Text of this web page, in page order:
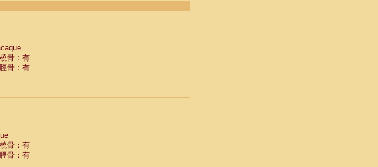
橈骨：有
脛骨：有
橈骨：有
脛骨：有